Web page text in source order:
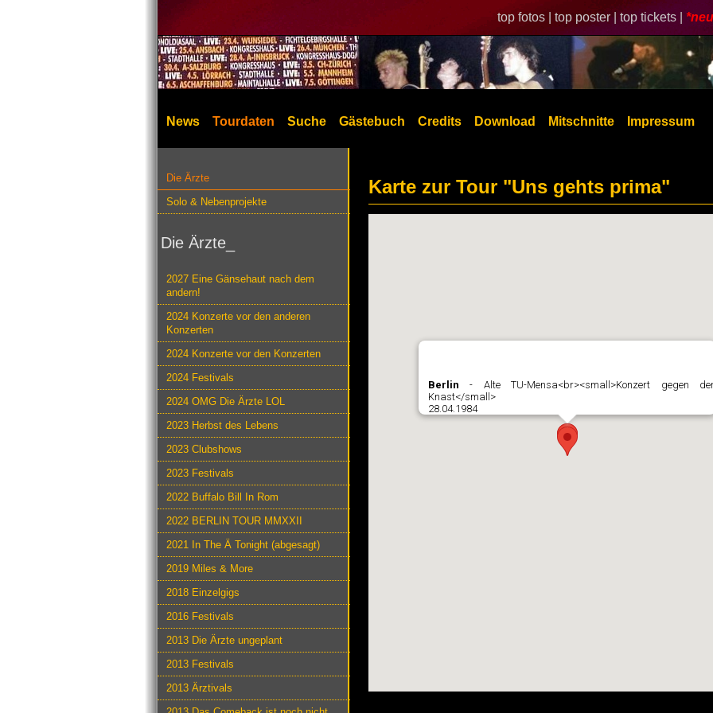
top fotos | top poster | top tickets |
News Tourdaten Suche Gästebuch Credits Download Mitschnitte Impressum
Die Ärzte
Solo & Nebenprojekte
Die Ärzte_
2027 Eine Gänsehaut nach dem
andern!
2024 Konzerte vor den anderen
Konzerten
2024 Konzerte vor den Konzerten
2024 Festivals
2024 OMG Die Ärzte LOL
2023 Herbst des Lebens
2023 Clubshows
2023 Festivals
2022 Buffalo Bill In Rom
2022 BERLIN TOUR MMXXII
2021 In The Ä Tonight (abgesagt)
2019 Miles & More
2018 Einzelgigs
2016 Festivals
2013 Die Ärzte ungeplant
2013 Festivals
2013 Ärztivals
Karte zur Tour "Uns gehts prima"
Berlin - Alte TU-Mensa<br><small>Konzert gegen
Knast</small>
28.04.1984